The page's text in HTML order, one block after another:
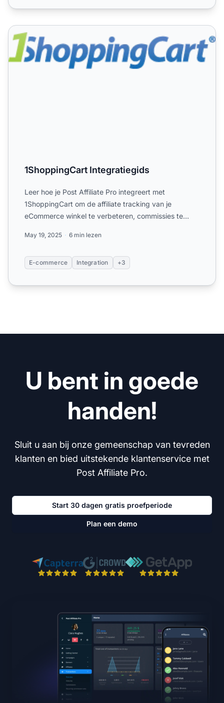
1ShoppingCart Integratiegids
1ShoppingCart Integratiegids
Leer hoe je Post Affiliate Pro integreert met
1ShoppingCart om de affiliate tracking van je
eCommerce winkel te verbeteren, commissies te
May 19, 2025 6 min lezen
E-commerce Integration +3
U bent in goede
handen!
Sluit u aan bij onze gemeenschap van tevreden
klanten en bied uitstekende klantenservice met
Post Affiliate Pro.
Start 30 dagen gratis proefperiode
Plan een demo